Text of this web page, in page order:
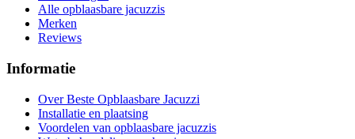
Alle opblaasbare jacuzzis
Merken
Reviews
Informatie
Over Beste Opblaasbare Jacuzzi
Installatie en plaatsing
Voordelen van opblaasbare jacuzzis